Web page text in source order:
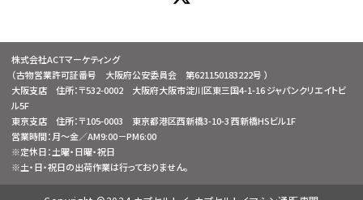
株式会社ACTマーケティング
（古物営業許可証番号 大阪府公安委員会 第621150183222号 ）
大阪支店 住所：〒532-0002 大阪府大阪市淀川区東三国4-1-16 ジャパンクリエイトビ
ル5F
東京支店 住所：〒105-0003 東京都港区西新橋3-10-3 西新橋HSビル1F
営業時間：月～金／AM9:00－PM6:00
※定休日：土曜・日曜・祝日
※土・日・祝日の出荷作業は行っておりません。